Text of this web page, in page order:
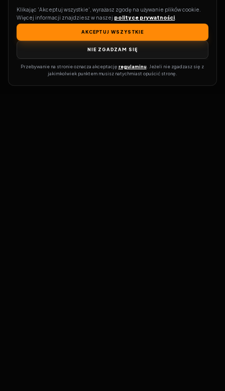
Klikając 'Akceptuj wszystkie', wyrażasz zgodę na używanie plików cookie.
Więcej informacji znajdziesz w naszej polityce prywatności
AKCEPTUJ WSZYSTKIE
NIE ZGADZAM SIĘ
Przebywanie na stronie oznacza akceptację regulaminu . Jeżeli nie zgadzasz się z
jakimkolwiek punktem musisz natychmiast opuścić stronę.